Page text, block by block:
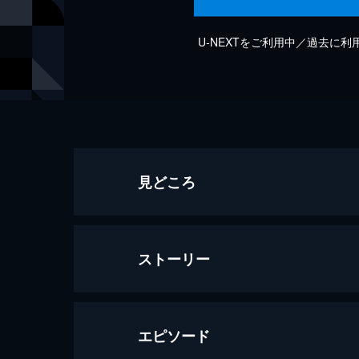
U-NEXTをご利用中／過去に利
見どころ
ストーリー
エピソード